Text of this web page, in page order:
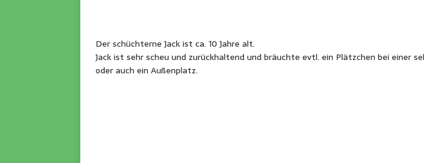
Der schüchterne Jack ist ca. 10 Jahre alt.
Jack ist sehr scheu und zurückhaltend und bräuchte evtl. ein Plätzchen bei einer
oder auch ein Außenplatz.